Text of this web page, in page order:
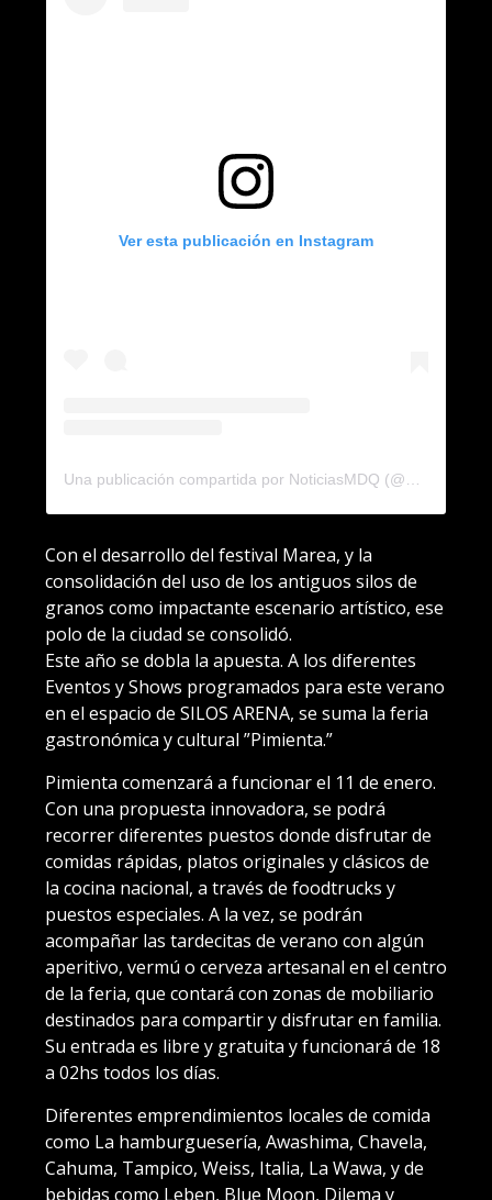
Ver esta publicación en Instagram
Una publicación compartida por NoticiasMDQ (@noticiasmdq)
Con el desarrollo del festival Marea, y la
consolidación del uso de los antiguos silos de
granos como impactante escenario artístico, ese
polo de la ciudad se consolidó.
Este año se dobla la apuesta. A los diferentes
Eventos y Shows programados para este verano
en el espacio de SILOS ARENA, se suma la feria
gastronómica y cultural ”Pimienta.”
Pimienta comenzará a funcionar el 11 de enero.
Con una propuesta innovadora, se podrá
recorrer diferentes puestos donde disfrutar de
comidas rápidas, platos originales y clásicos de
la cocina nacional, a través de foodtrucks y
puestos especiales. A la vez, se podrán
acompañar las tardecitas de verano con algún
aperitivo, vermú o cerveza artesanal en el centro
de la feria, que contará con zonas de mobiliario
destinados para compartir y disfrutar en familia.
Su entrada es libre y gratuita y funcionará de 18
a 02hs todos los días.
Diferentes emprendimientos locales de comida
como La hamburguesería, Awashima, Chavela,
Cahuma, Tampico, Weiss, Italia, La Wawa, y de
bebidas como Leben, Blue Moon, Dilema y